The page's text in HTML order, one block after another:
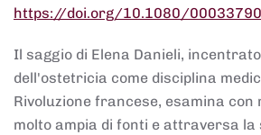
https://doi.org/10.1080/
Il saggio di Elena Danieli,
dell'ostetricia come disciplina
Rivoluzione francese, esamina
molto ampia di fonti e attraversa la